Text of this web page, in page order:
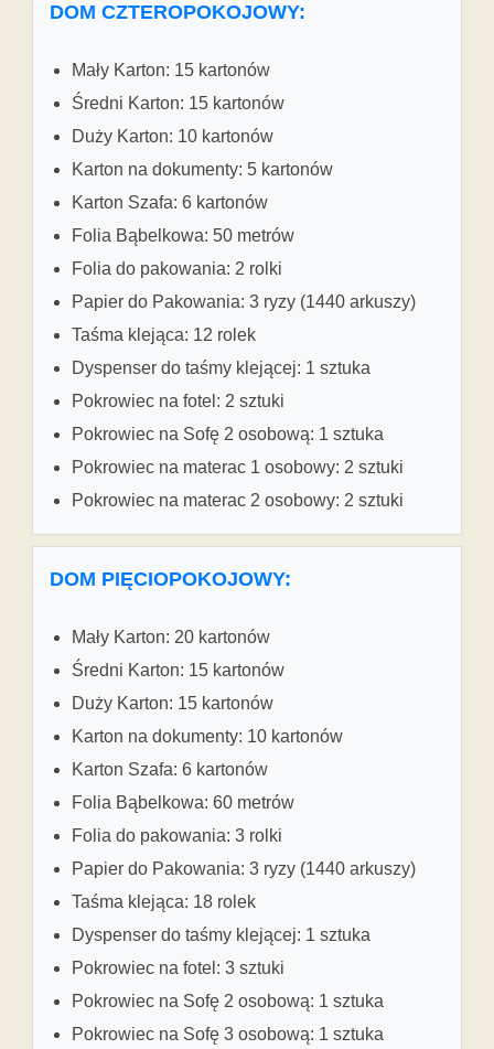
DOM CZTEROPOKOJOWY:
Mały Karton: 15 kartonów
Średni Karton: 15 kartonów
Duży Karton: 10 kartonów
Karton na dokumenty: 5 kartonów
Karton Szafa: 6 kartonów
Folia Bąbelkowa: 50 metrów
Folia do pakowania: 2 rolki
Papier do Pakowania: 3 ryzy (1440 arkuszy)
Taśma klejąca: 12 rolek
Dyspenser do taśmy klejącej: 1 sztuka
Pokrowiec na fotel: 2 sztuki
Pokrowiec na Sofę 2 osobową: 1 sztuka
Pokrowiec na materac 1 osobowy: 2 sztuki
Pokrowiec na materac 2 osobowy: 2 sztuki
DOM PIĘCIOPOKOJOWY:
Mały Karton: 20 kartonów
Średni Karton: 15 kartonów
Duży Karton: 15 kartonów
Karton na dokumenty: 10 kartonów
Karton Szafa: 6 kartonów
Folia Bąbelkowa: 60 metrów
Folia do pakowania: 3 rolki
Papier do Pakowania: 3 ryzy (1440 arkuszy)
Taśma klejąca: 18 rolek
Dyspenser do taśmy klejącej: 1 sztuka
Pokrowiec na fotel: 3 sztuki
Pokrowiec na Sofę 2 osobową: 1 sztuka
Pokrowiec na Sofę 3 osobową: 1 sztuka